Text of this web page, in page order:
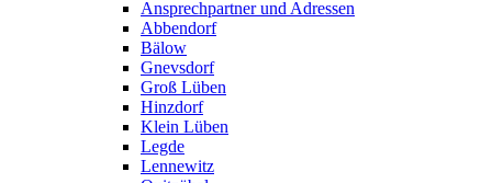
Ansprechpartner und Adressen
Abbendorf
Bälow
Gnevsdorf
Groß Lüben
Hinzdorf
Klein Lüben
Legde
Lennewitz